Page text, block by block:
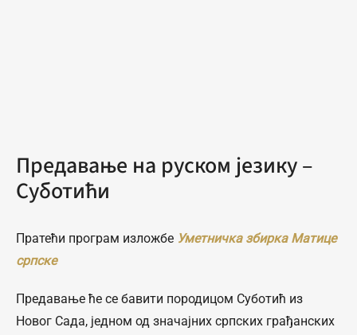
Предавање на руском језику –
Суботићи
Пратећи програм изложбе Уметничка збирка Матице
српске
Предавање ће се бавити породицом Суботић из
Новог Сада, једном од значајних српских грађанских